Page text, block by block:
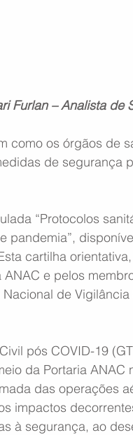
Furlan – Analista de
como os órgãos de
de segurança
“Protocolos
pandemia”,
cartilha
e pelos
de Vigilância
pós COVID-19
da Portaria ANAC
das operações
impactos
à segurança, ao